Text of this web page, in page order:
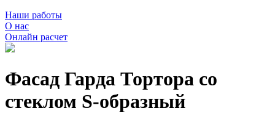
Наши работы
О нас
Онлайн расчет
Фасад Гарда Тортора со
стеклом S-образный